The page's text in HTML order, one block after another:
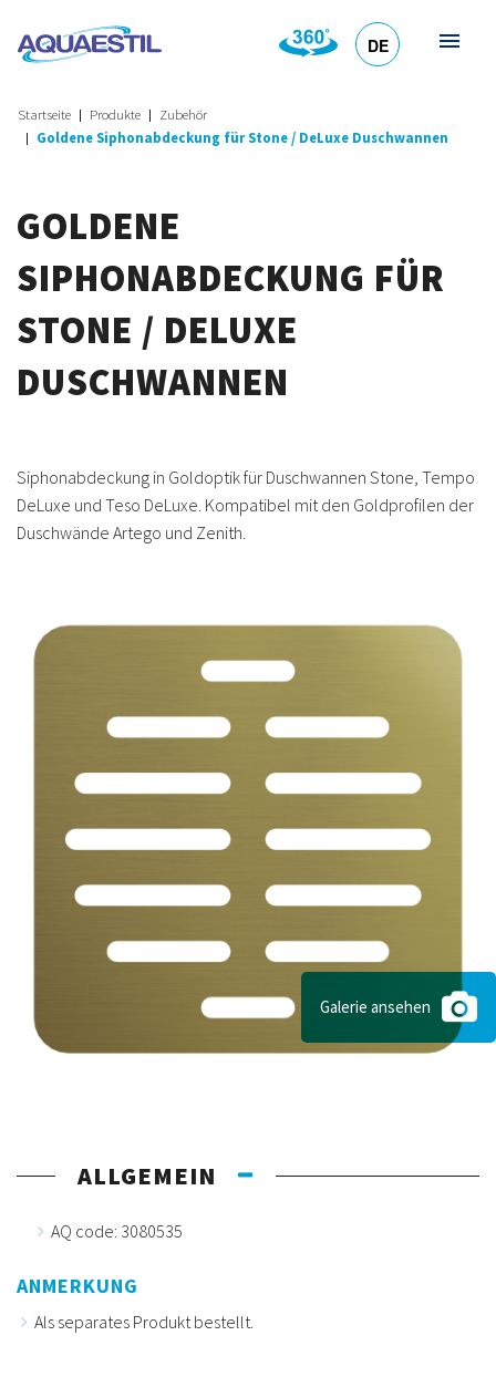
DE
Startseite Produkte
Zubehör
Goldene Siphonabdeckung für Stone / DeLuxe Duschwannen
GOLDENE
SIPHONABDECKUNG FÜR
STONE / DELUXE
DUSCHWANNEN
Siphonabdeckung in Goldoptik für Duschwannen Stone, Tempo
DeLuxe und Teso DeLuxe. Kompatibel mit den Goldprofilen der
Duschwände Artego und Zenith.
Galerie ansehen
ALLGEMEIN
AQ code: 3080535
ANMERKUNG
Als separates Produkt bestellt.